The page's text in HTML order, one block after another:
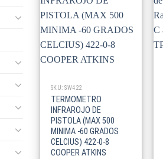
SKU: SW422
TERMOMETRO
INFRAROJO DE
PISTOLA (MAX 500
MINIMA -60 GRADOS
CELCIUS) 422-0-8
COOPER ATKINS